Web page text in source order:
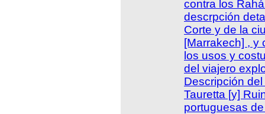
contra los
descrpción
Corte y de la
[Marrakech] , y
los usos y
del viajero
Descripción
Tauretta [y]
portuguesas